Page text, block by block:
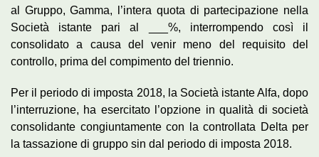
al Gruppo, Gamma, l’intera quota di partecipazione nella
Società istante pari al ___%, interrompendo così il
consolidato a causa del venir meno del requisito del
controllo, prima del compimento del triennio.
Per il periodo di imposta 2018, la Società istante Alfa, dopo
l’interruzione, ha esercitato l’opzione in qualità di società
consolidante congiuntamente con la controllata Delta per
la tassazione di gruppo sin dal periodo di imposta 2018.